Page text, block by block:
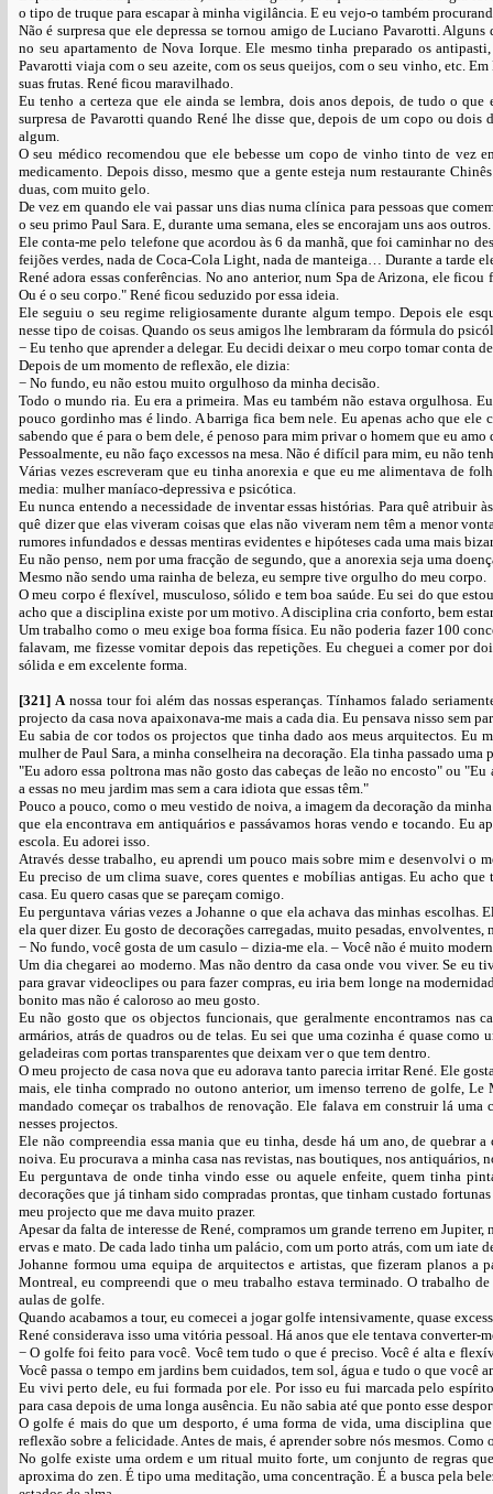
o tipo de truque para escapar à minha vigilância. E eu vejo-o também
Não é surpresa que ele depressa se tornou amigo de Luciano Pavarotti.
no seu apartamento de Nova Iorque. Ele mesmo tinha preparado os
Pavarotti viaja com o seu azeite, com os seus queijos, com o seu vinho, etc.
suas frutas. René ficou maravilhado.
Eu tenho a certeza que ele ainda se lembra, dois anos depois, de tudo o
surpresa de Pavarotti quando René lhe disse que, depois de um copo ou
algum.
O seu médico recomendou que ele bebesse um copo de vinho tinto de vez
medicamento. Depois disso, mesmo que a gente esteja num restaurante
duas, com muito gelo.
De vez em quando ele vai passar uns dias numa clínica para pessoas que
o seu primo Paul Sara. E, durante uma semana, eles se encorajam uns aos outros.
Ele conta-me pelo telefone que acordou às 6 da manhã, que foi caminhar no
feijões verdes, nada de Coca-Cola Light, nada de manteiga… Durante a tarde
René adora essas conferências. No ano anterior, num Spa de Arizona, ele
Ou é o seu corpo." René ficou seduzido por essa ideia.
Ele seguiu o seu regime religiosamente durante algum tempo. Depois ele
nesse tipo de coisas. Quando os seus amigos lhe lembraram da fórmula do
− Eu tenho que aprender a delegar. Eu decidi deixar o meu corpo tomar conta
Depois de um momento de reflexão, ele dizia:
− No fundo, eu não estou muito orgulhoso da minha decisão.
Todo o mundo ria. Eu era a primeira. Mas eu também não estava orgulhosa.
pouco gordinho mas é lindo. A barriga fica bem nele. Eu apenas acho que ele
sabendo que é para o bem dele, é penoso para mim privar o homem que eu
Pessoalmente, eu não faço excessos na mesa. Não é difícil para mim, eu não
Várias vezes escreveram que eu tinha anorexia e que eu me alimentava de
media: mulher maníaco-depressiva e psicótica.
Eu nunca entendo a necessidade de inventar essas histórias. Para quê atribuir
quê dizer que elas viveram coisas que elas não viveram nem têm a menor
rumores infundados e dessas mentiras evidentes e hipóteses cada uma mais
Eu não penso, nem por uma fracção de segundo, que a anorexia seja uma
Mesmo não sendo uma rainha de beleza, eu sempre tive orgulho do meu corpo.
O meu corpo é flexível, musculoso, sólido e tem boa saúde. Eu sei do que
acho que a disciplina existe por um motivo. A disciplina cria conforto, bem
Um trabalho como o meu exige boa forma física. Eu não poderia fazer 100
falavam, me fizesse vomitar depois das repetições. Eu cheguei a comer por
sólida e em excelente forma.
[321] Anossa tour foi além das nossas esperanças. Tínhamos falado
projecto da casa nova apaixonava-me mais a cada dia. Eu pensava nisso sem
Eu sabia de cor todos os projectos que tinha dado aos meus arquitectos. Eu
mulher de Paul Sara, a minha conselheira na decoração. Ela tinha passado
"Eu adoro essa poltrona mas não gosto das cabeças de leão no encosto" ou
a essas no meu jardim mas sem a cara idiota que essas têm."
Pouco a pouco, como o meu vestido de noiva, a imagem da decoração da
que ela encontrava em antiquários e passávamos horas vendo e tocando.
escola. Eu adorei isso.
Através desse trabalho, eu aprendi um pouco mais sobre mim e desenvolvi o
Eu preciso de um clima suave, cores quentes e mobílias antigas. Eu acho
casa. Eu quero casas que se pareçam comigo.
Eu perguntava várias vezes a Johanne o que ela achava das minhas escolhas.
ela quer dizer. Eu gosto de decorações carregadas, muito pesadas, envolventes,
− No fundo, você gosta de um casulo – dizia-me ela. – Você não é muito
Um dia chegarei ao moderno. Mas não dentro da casa onde vou viver. Se eu
para gravar videoclipes ou para fazer compras, eu iria bem longe na
bonito mas não é caloroso ao meu gosto.
Eu não gosto que os objectos funcionais, que geralmente encontramos nas
armários, atrás de quadros ou de telas. Eu sei que uma cozinha é quase
geladeiras com portas transparentes que deixam ver o que tem dentro.
O meu projecto de casa nova que eu adorava tanto parecia irritar René. Ele
mais, ele tinha comprado no outono anterior, um imenso terreno de golfe,
mandado começar os trabalhos de renovação. Ele falava em construir lá
nesses projectos.
Ele não compreendia essa mania que eu tinha, desde há um ano, de quebrar
noiva. Eu procurava a minha casa nas revistas, nas boutiques, nos antiquários,
Eu perguntava de onde tinha vindo esse ou aquele enfeite, quem tinha
decorações que já tinham sido compradas prontas, que tinham custado
meu projecto que me dava muito prazer.
Apesar da falta de interesse de René, compramos um grande terreno em
ervas e mato. De cada lado tinha um palácio, com um porto atrás, com um iate
Johanne formou uma equipa de arquitectos e artistas, que fizeram planos
Montreal, eu compreendi que o meu trabalho estava terminado. O trabalho
aulas de golfe.
Quando acabamos a tour, eu comecei a jogar golfe intensivamente, quase
René considerava isso uma vitória pessoal. Há anos que ele tentava converter-
− O golfe foi feito para você. Você tem tudo o que é preciso. Você é alta e
Você passa o tempo em jardins bem cuidados, tem sol, água e tudo o que você
Eu vivi perto dele, eu fui formada por ele. Por isso eu fui marcada pelo
para casa depois de uma longa ausência. Eu não sabia até que ponto esse
O golfe é mais do que um desporto, é uma forma de vida, uma disciplina
reflexão sobre a felicidade. Antes de mais, é aprender sobre nós mesmos.
No golfe existe uma ordem e um ritual muito forte, um conjunto de regras
aproxima do zen. É tipo uma meditação, uma concentração. É a busca pela